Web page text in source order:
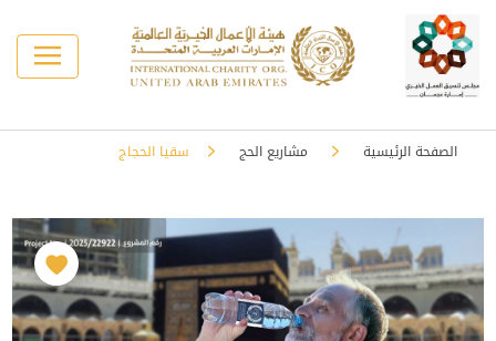
الصفحة الرئيسية مشاريع الحج سقيا الحجاج